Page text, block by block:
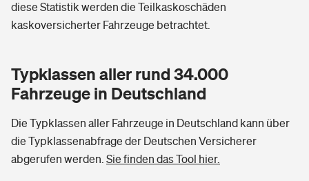
diese Statistik werden die Teilkaskoschäden
kaskoversicherter Fahrzeuge betrachtet.
Typklassen aller rund 34.000
Fahrzeuge in Deutschland
Die Typklassen aller Fahrzeuge in Deutschland kann über
die Typklassenabfrage der Deutschen Versicherer
abgerufen werden. Sie finden das Tool hier.